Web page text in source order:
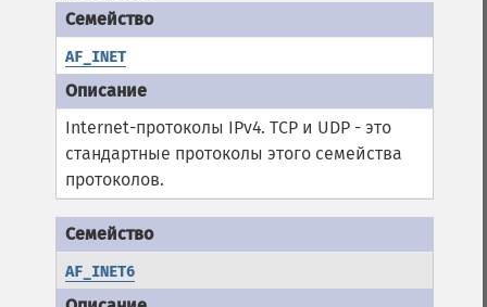
AF_INET
Internet-протоколы IPv4. TCP и UDP - это
стандартные протоколы этого семейства
протоколов.
AF_INET6